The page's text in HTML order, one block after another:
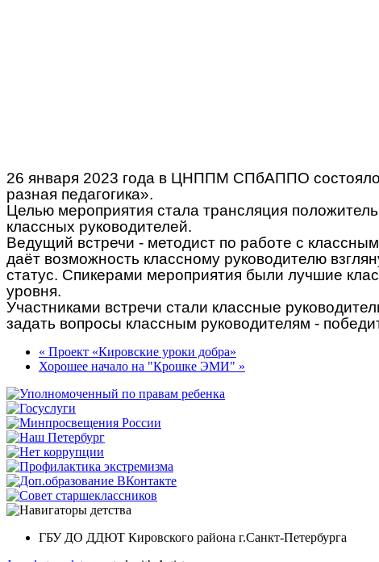
26 января 2023 года в ЦНППМ СПбАППО
разная педагогика».
Целью мероприятия стала трансляция
классных руководителей.
Ведущий встречи - методист по работе с
даёт возможность классному руководителю
статус. Спикерами мероприятия были лучшие
уровня.
Участниками встречи стали классные
задать вопросы классным руководителям -
« Проект «Кировские уроки добра»
Хорошее начало на "Крошке ЭМИ" »
ГБУ ДО ДДЮТ Кировского района г.Санкт-Петербурга